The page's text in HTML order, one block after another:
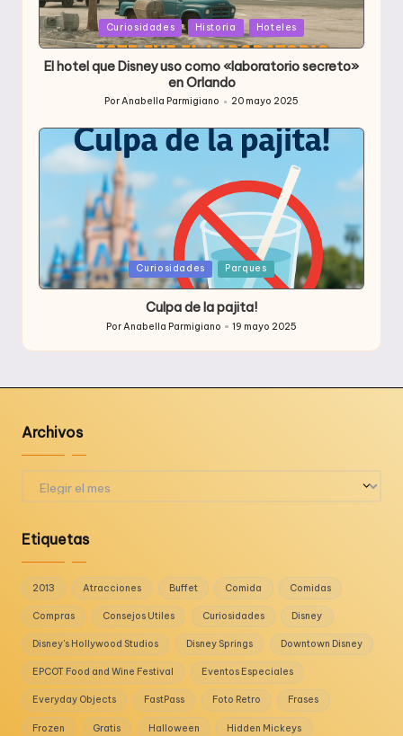
Publicada
en
Curiosidades Historia Hoteles
El hotel que Disney uso como «laboratorio secreto»
en Orlando
PorAnabella Parmigiano 20 mayo 2025
Publicada
en
Curiosidades Parques
Culpa de la pajita!
Publicado
por
PorAnabella Parmigiano 19 mayo 2025
Archivos
Etiquetas
2013 Atracciones Buffet Comida Comidas
Compras Consejos Utiles Curiosidades Disney
Disney's Hollywood Studios Disney Springs Downtown Disney
EPCOT Food and Wine Festival Eventos Especiales
Everyday Objects FastPass Foto Retro Frases
Frozen Gratis Halloween Hidden Mickeys